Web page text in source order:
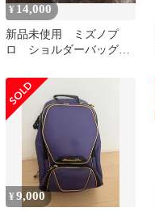
¥ 14,000
新品未使用 ミズノプ
ロ ショルダーバッグ
ト 野球 廃盤
¥9,000